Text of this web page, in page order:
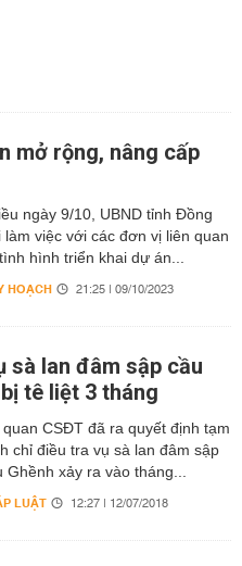
mở rộng, nâng cấp
ngày 9/10, UBND tỉnh Đồng
làm việc với các đơn vị liên quan
hình triển khai dự án...
HOẠCH 21:25 | 09/10/2023
sà lan đâm sập cầu
tê liệt 3 tháng
CSĐT đã ra quyết định tạm
chỉ điều tra vụ sà lan đâm sập
Ghềnh xảy ra vào tháng...
LUẬT 12:27 | 12/07/2018